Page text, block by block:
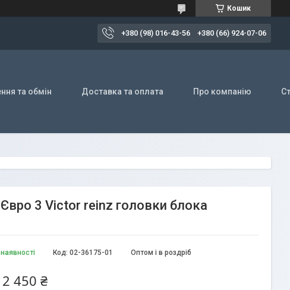
Кошик
+380 (98) 016-43-56 +380 (66) 924-07-06
та обмін Доставка та оплата Про компанію
3 Victor reinz головки блока
наявності Оптом і в роздріб
Код: 02-36175-01
450 ₴